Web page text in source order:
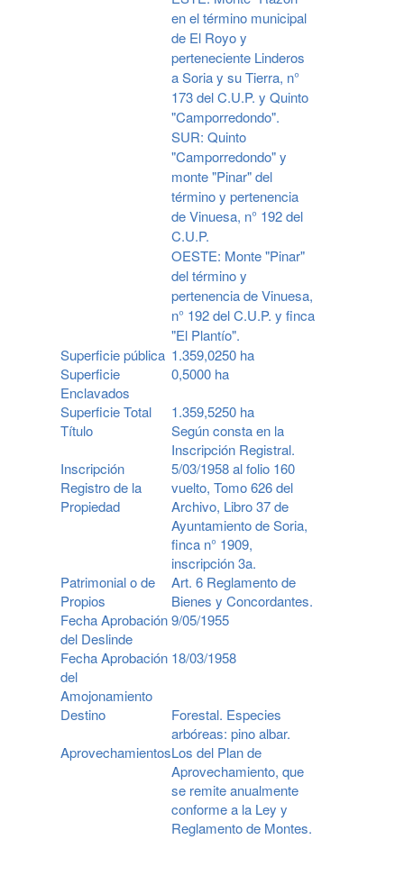
en el término municipal
de El Royo y
perteneciente Linderos
a Soria y su Tierra, n°
173 del C.U.P. y Quinto
"Camporredondo".
SUR: Quinto
"Camporredondo" y
monte "Pinar" del
término y pertenencia
de Vinuesa, n° 192 del
C.U.P.
OESTE: Monte "Pinar"
del término y
pertenencia de Vinuesa,
n° 192 del C.U.P. y finca
"El Plantío".
Superficie pública 1.359,0250 ha
Superficie
Enclavados
0,5000 ha
Superficie Total
1.359,5250 ha
Título
Según consta en la
Inscripción Registral.
Inscripción
Registro de la
Propiedad
5/03/1958 al folio 160
vuelto, Tomo 626 del
Archivo, Libro 37 de
Ayuntamiento de Soria,
finca n° 1909,
inscripción 3a.
Patrimonial o de
Propios
Art. 6 Reglamento de
Bienes y Concordantes.
Fecha Aprobación
del Deslinde
9/05/1955
Fecha Aprobación
del
Amojonamiento
18/03/1958
Destino
Forestal. Especies
arbóreas: pino albar.
AprovechamientosLos del Plan de
Aprovechamiento, que
se remite anualmente
conforme a la Ley y
Reglamento de Montes.